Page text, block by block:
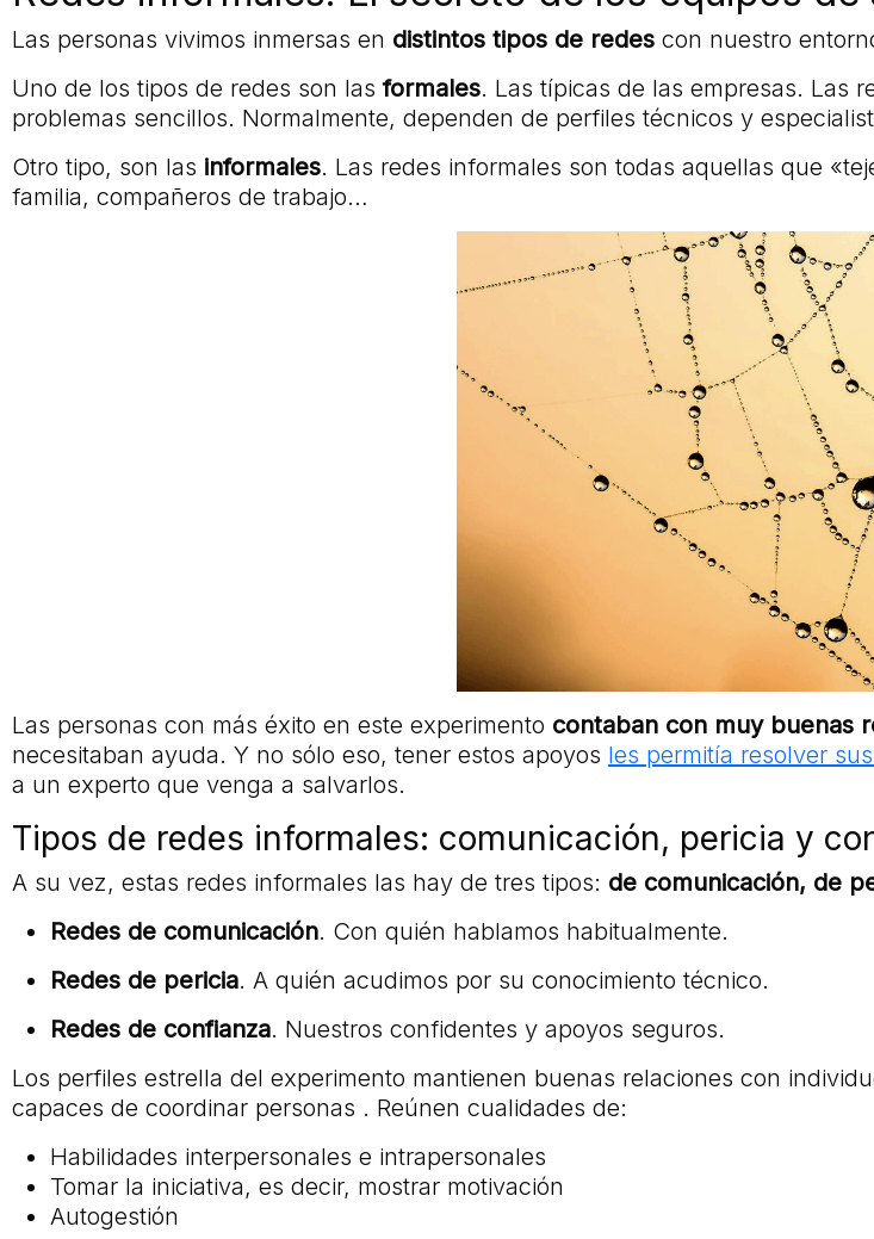
Las personas vivimos inmersas en distintos tipos de redes con nuestro
Uno de los tipos de redes son lasformales. Las típicas de las empresas. Las
problemas sencillos. Normalmente, dependen de perfiles técnicos y
Otro tipo, son las informales. Las redes informales son todas aquellas que
familia, compañeros de trabajo…
Las personas con más éxito en este experimento contaban con muy buenas
necesitaban ayuda. Y no sólo eso, tener estos apoyos les permitía resolver
a un experto que venga a salvarlos.
Tipos de redes informales: comunicación, pericia y
A su vez, estas redes informales las hay de tres tipos: de comunicación, de
Redes de comunicación. Con quién hablamos habitualmente.
Redes de pericia. A quién acudimos por su conocimiento técnico.
Redes de confianza. Nuestros confidentes y apoyos seguros.
Los perfiles estrella del experimento mantienen buenas relaciones con
capaces de coordinar personas . Reúnen cualidades de:
Habilidades interpersonales e intrapersonales
Tomar la iniciativa, es decir, mostrar motivación
Autogestión